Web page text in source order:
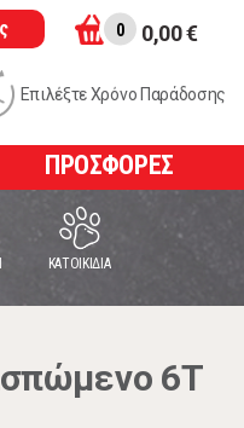
0 0,00 €
Επιλέξτε Χρόνο Παράδοσης
ΠΡΟΣΦΟΡΕΣ
ΚΑΤΟΙΚΙΔΙΑ
6Τ